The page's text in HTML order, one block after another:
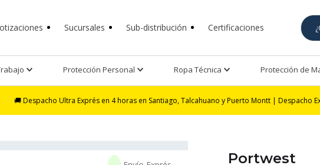
Sucursales Sub-distribución Certificaciones
Protección Personal Ropa Técnica Protección de
Ultra Exprés en 4 horas en Santiago, Talcahuano y Puerto Montt | Despacho Exprés 24
Portwest